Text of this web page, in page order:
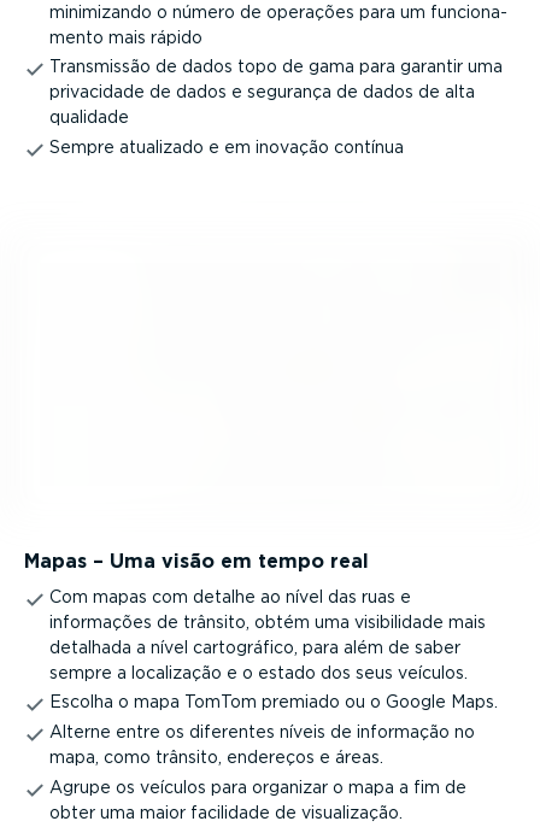
minimizando o número de operações para um funci­o­na­
mento mais rápido
Transmissão de dados topo de gama para garantir uma
privacidade de dados e segurança de dados de alta
qualidade
Sempre atualizado e em inovação contínua
Mapas – Uma visão em tempo real
Com mapas com detalhe ao nível das ruas e
informações de trânsito, obtém uma visibi­lidade mais
detalhada a nível carto­gráfico, para além de saber
sempre a localização e o estado dos seus veículos.
Escolha o mapa TomTom premiado ou o Google Maps.
Alterne entre os diferentes níveis de informação no
mapa, como trânsito, endereços e áreas.
Agrupe os veículos para organizar o mapa a fim de
obter uma maior facilidade de visua­li­zação.